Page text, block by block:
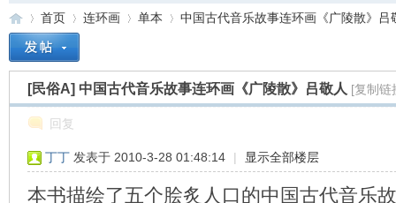
»
首页
›
连环画
›
单本
›
中国古代音乐故事连环画《广陵散》吕
[民俗A] 中国古代音乐故事连环画《广陵散》吕敬人 [复制链
回复
丁丁 发表于 2010-3-28 01:48:14 | 显示全部楼层
本书描绘了五个脍炙人口的中国古代音乐